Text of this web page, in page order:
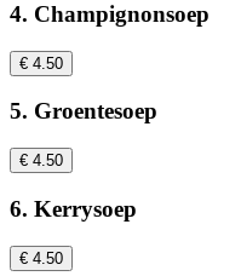
4. Champignonsoep
€ 4.50
5. Groentesoep
€ 4.50
6. Kerrysoep
€ 4.50